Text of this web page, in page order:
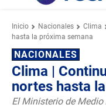
Inicio Nacionales Clima
hasta la próxima semana
NACIONALES
Clima |
nortes hasta
El Ministerio de